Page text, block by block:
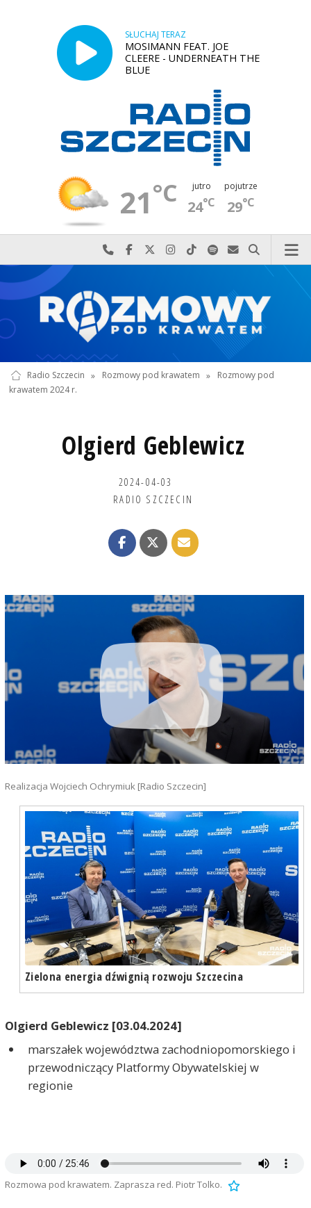
SŁUCHAJ TERAZ
MOSIMANN FEAT. JOE
CLEERE - UNDERNEATH THE
BLUE
21°C jutro
24°C
pojutrze
29°C
Najlepiej po prostu do nas zadzwoń
Odwiedź nas na Facebook-u
Odwiedź nas na X
Odwiedź nas na Instagram-ie
Odwiedź nas na TikTok-u
Szukaj nas na Spotify
Wyślij do nas
Szukaj
Radio Szczecin » Rozmowy pod krawatem »
Rozmowy pod
krawatem 2024 r.
Olgierd Geblewicz
2024-04-03
RADIO SZCZECIN
Realizacja Wojciech Ochrymiuk [Radio Szczecin]
Zielona energia dźwignią rozwoju Szczecina
Olgierd Geblewicz [03.04.2024]
marszałek województwa zachodniopomorskiego i
przewodniczący Platformy Obywatelskiej w
regionie
Rozmowa pod krawatem. Zaprasza red. Piotr Tolko.